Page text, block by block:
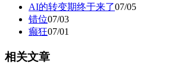
AI的转变期终于来了07/05
错位07/03
癫狂07/01
相关文章